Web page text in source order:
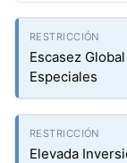
Escasez
Especiales
Elevada